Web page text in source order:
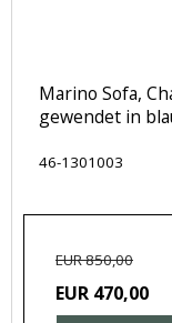
Marino Sofa,
gewendet in
46-1301003
EUR 850,00
EUR 470,00